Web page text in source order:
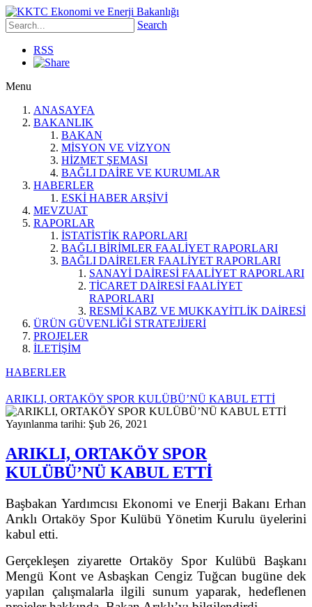
Search
RSS
Menu
ANASAYFA
BAKANLIK
BAKAN
MİSYON VE VİZYON
HİZMET ŞEMASI
BAĞLI DAİRE VE KURUMLAR
HABERLER
ESKİ HABER ARŞİVİ
MEVZUAT
RAPORLAR
İSTATİSTİK RAPORLARI
BAĞLI BİRİMLER FAALİYET RAPORLARI
BAĞLI DAİRELER FAALİYET RAPORLARI
SANAYİ DAİRESİ FAALİYET RAPORLARI
TİCARET DAİRESİ FAALİYET
RAPORLARI
RESMİ KABZ VE MUKKAYİTLİK DAİRESİ
ÜRÜN GÜVENLİĞİ STRATEJİJERİ
PROJELER
İLETİŞİM
HABERLER
ARIKLI, ORTAKÖY SPOR KULÜBÜ’NÜ KABUL ETTİ
Yayınlanma tarihi: Şub 26, 2021
ARIKLI, ORTAKÖY SPOR
KULÜBÜ’NÜ KABUL ETTİ
Başbakan Yardımcısı Ekonomi ve Enerji Bakanı Erhan
Arıklı Ortaköy Spor Kulübü Yönetim Kurulu üyelerini
kabul etti.
Gerçekleşen ziyarette Ortaköy Spor Kulübü Başkanı
Mengü Kont ve Asbaşkan Cengiz Tuğcan bugüne dek
yapılan çalışmalarla ilgili sunum yaparak, hedeflenen